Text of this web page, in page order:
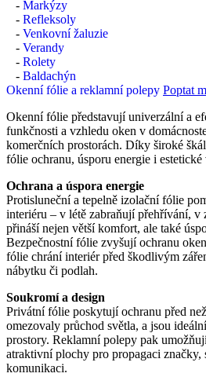
- Markýzy
- Refleksoly
- Venkovní žaluzie
- Verandy
- Rolety
- Baldachýn
Okenní fólie a reklamní polepy Poptat
Okenní fólie představují univerzální a
funkčnosti a vzhledu oken v
komerčních prostorách. Díky široké
fólie ochranu, úsporu energie i estetické
Ochrana a úspora energie
Protisluneční a tepelně izolační fólie
interiéru – v létě zabraňují přehřívání,
přináší nejen větší komfort, ale také
Bezpečnostní fólie zvyšují ochranu
fólie chrání interiér před škodlivým
nábytku či podlah.
Soukromí a design
Privátní fólie poskytují ochranu před
omezovaly průchod světla, a jsou
prostory. Reklamní polepy pak
atraktivní plochy pro propagaci značky,
komunikaci.